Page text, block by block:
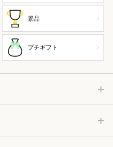
景品
プチギフト